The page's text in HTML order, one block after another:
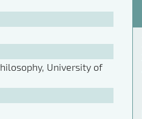
University of